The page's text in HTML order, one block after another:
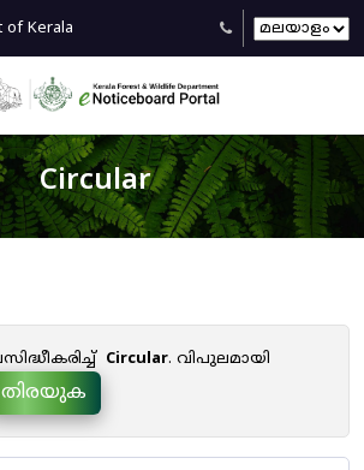
of Kerala
Circular
Circular. വിപുലമായി
തിരയുക